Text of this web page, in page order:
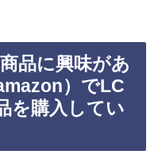
品に興味があ
）でLC
を購入してい